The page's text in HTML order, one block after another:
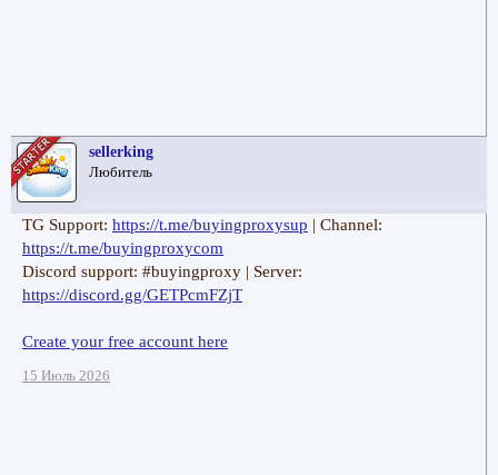
sellerking
Любитель
TG Support: https://t.me/buyingproxysup | Channel:
https://t.me/buyingproxycom
Discord support: #buyingproxy | Server:
https://discord.gg/GETPcmFZjT
Create your free account here
15 Июль 2026